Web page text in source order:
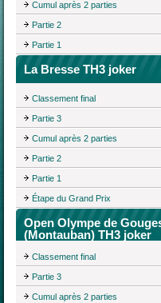
Cumul après 2 parties
Partie 2
Partie 1
La Bresse TH3 joker
Classement final
Partie 3
Cumul après 2 parties
Partie 2
Partie 1
Étape du Grand Prix
Open Olympe de
(Montauban) TH3 joker
Classement final
Partie 3
Cumul après 2 parties